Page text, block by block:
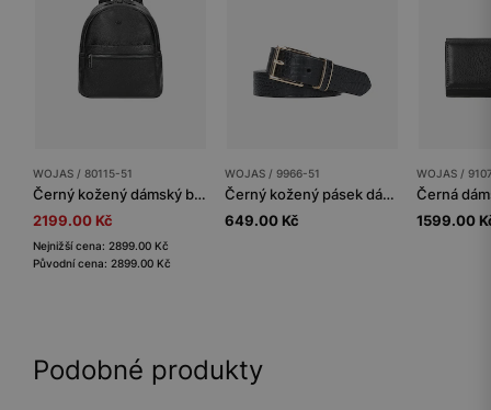
WOJAS / 80115-51
Černý kožený dámský batoh
2199.00 Kč
Nejnižší cena: 2899.00 Kč
Původní cena: 2899.00 Kč
WOJAS / 9966-51
Černý kožený pásek dámský se zlatou přezkou
649.00 Kč
WOJAS /
1599.00
Podobné produkty